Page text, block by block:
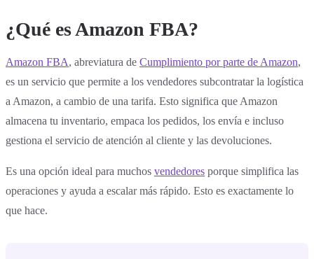
¿Qué es Amazon FBA?
Amazon FBA, abreviatura de Cumplimiento por parte de Amazon,
es un servicio que permite a los vendedores subcontratar la logística
a Amazon, a cambio de una tarifa. Esto significa que Amazon
almacena tu inventario, empaca los pedidos, los envía e incluso
gestiona el servicio de atención al cliente y las devoluciones.
Es una opción ideal para muchos vendedores porque simplifica las
operaciones y ayuda a escalar más rápido. Esto es exactamente lo
que hace.